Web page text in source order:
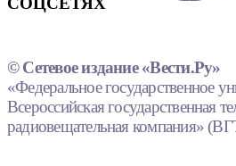
© Сетевое издание «Вести.Ру»
«Федеральное государственное
Всероссийская государственная
радиовещательная компания»